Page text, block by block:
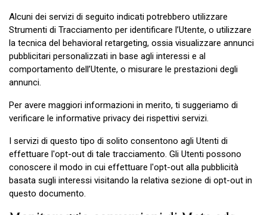
Alcuni dei servizi di seguito indicati potrebbero utilizzare
Strumenti di Tracciamento per identificare l’Utente, o utilizzare
la tecnica del behavioral retargeting, ossia visualizzare annunci
pubblicitari personalizzati in base agli interessi e al
comportamento dell’Utente, o misurare le prestazioni degli
annunci.
Per avere maggiori informazioni in merito, ti suggeriamo di
verificare le informative privacy dei rispettivi servizi.
I servizi di questo tipo di solito consentono agli Utenti di
effettuare l'opt-out di tale tracciamento. Gli Utenti possono
conoscere il modo in cui effettuare l'opt-out alla pubblicità
basata sugli interessi visitando la relativa sezione di opt-out in
questo documento.